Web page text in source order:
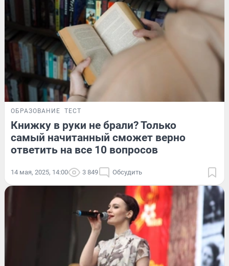
ОБРАЗОВАНИЕ ТЕСТ
Книжку в руки не брали? Только
самый начитанный сможет верно
ответить на все 10 вопросов
14 мая, 2025, 14:00 3 849 Обсудить